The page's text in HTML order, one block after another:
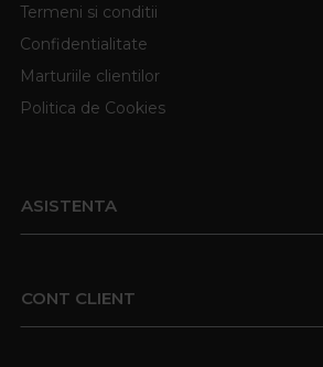
Termeni si conditii
Confidentialitate
Marturiile clientilor
Politica de Cookies
ASISTENTA
CONT CLIENT